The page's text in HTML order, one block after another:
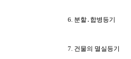
6. 분할․합병등기
7. 건물의 멸실등기